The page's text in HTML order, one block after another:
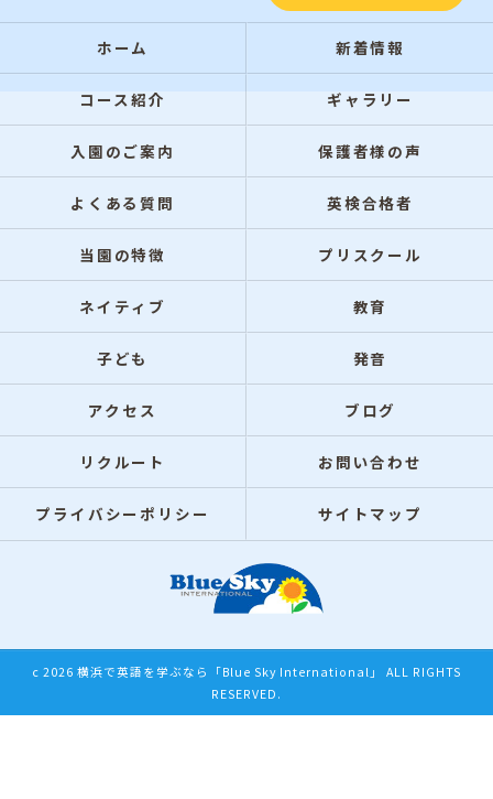
ホーム 新着情報
コース紹介 ギャラリー
入園のご案内 保護者様の声
よくある質問 英検合格者
当園の特徴 プリスクール
ネイティブ 教育
子ども 発音
アクセス ブログ
リクルート お問い合わせ
プライバシーポリシー サイトマップ
c 2026 横浜で英語を学ぶなら「Blue Sky International」 ALL RIGHTS
RESERVED.